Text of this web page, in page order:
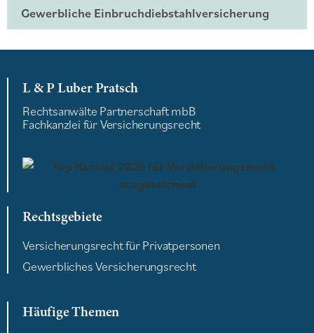
Gewerbliche Einbruchdiebstahlversicherung
L & P Luber Pratsch
Rechtsanwälte Partnerschaft mbB
Fachkanzlei für Versicherungsrecht
Rechtsgebiete
Versicherungsrecht für Privatpersonen
Gewerbliches Versicherungsrecht
Häufige Themen